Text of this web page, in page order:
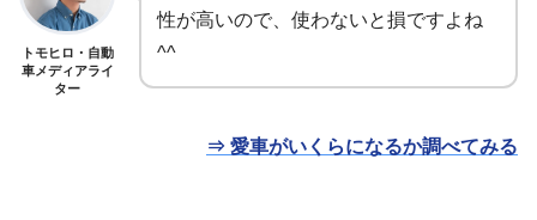
トモヒロ・自動
車メディアライ
ター
性が高いので、使わないと損ですよね
^^
⇒ 愛車がいくらになるか調べてみる